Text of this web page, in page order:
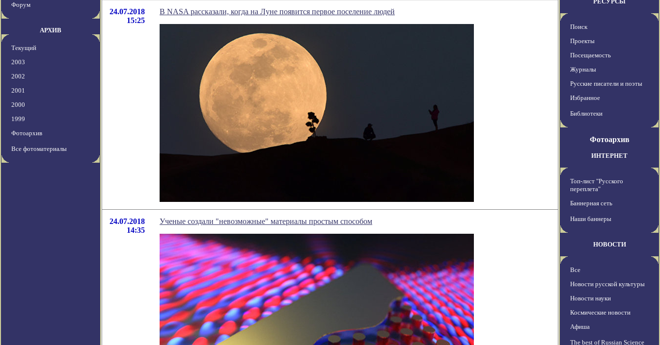
Форум
АРХИВ
Текущий
2003
2002
2001
2000
1999
Фотоархив
Все фотоматериалы
24.07.2018
15:25
В NASA рассказали, когда на Луне появится первое поселение людей
24.07.2018
14:35
Ученые создали "невозможные" материалы простым способом
Поиск
Проекты
Посещаемость
Журналы
Русские писатели и поэты
Избранное
Библиотеки
Фотоархив
ИНТЕРНЕТ
Топ-лист "Русского
переплета"
Баннерная сеть
Наши баннеры
НОВОСТИ
Все
Новости русской культуры
Новости науки
Космические новости
Афиша
The best of Russian Science